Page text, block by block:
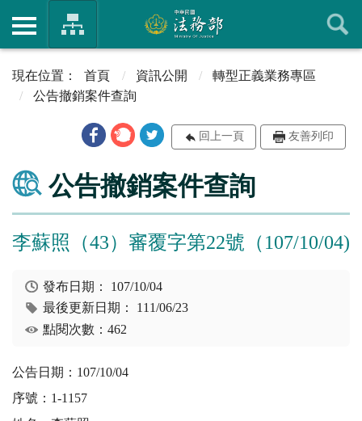
首頁 資訊公開
轉型正義業務專區
公告撤銷案件查詢
回上一頁 友善列印
公告撤銷案件查詢
李蘇照（43）審覆字第22號（107/10/04)
發布日期： 107/10/04
最後更新日期： 111/06/23
點閱次數：462
公告日期：107/10/04
序號：1-1157